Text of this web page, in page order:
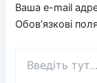
Ваша e-mail
Обов’язкові
тут...